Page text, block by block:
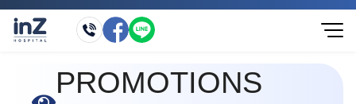
PROMOTIONS